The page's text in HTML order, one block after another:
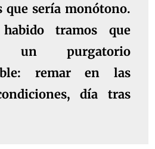
que sería monótono.
tramos que
un purgatorio
remar en las
día tras